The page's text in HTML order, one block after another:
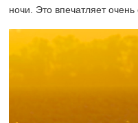
ночи. Это впечатляет очень